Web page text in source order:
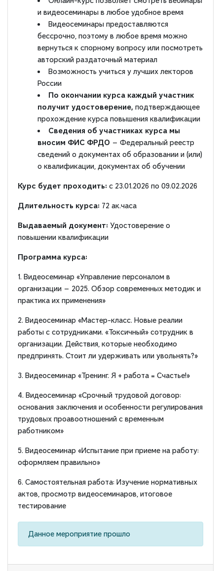
и видеосеминары в любое удобное время
Видеосеминары предоставляются
бессрочно, поэтому в любое время можно
вернуться к спорному вопросу или посмотреть
авторский раздаточный материал
Возможность учиться у лучших лекторов
России
По окончании курса каждый участник
получит удостоверение, подтверждающее
прохождение курса повышения квалификации
Сведения об участниках курса мы
вносим ФИС ФРДО — Федеральный реестр
сведений о документах об образовании и (или)
о квалификации, документах об обучении
Курс будет проходить: с 23.01.2026 по 09.02.2026
Длительность курса: 72 ак.часа
Выдаваемый документ: Удостоверение о
повышении квалификации
Программа курса:
1. Видеосеминар «Управление персоналом в
организации — 2025. Обзор современных методик и
практика их применения»
2. Видеосеминар «Мастер-класс. Новые реалии
работы с сотрудниками. «Токсичный» сотрудник в
организации. Действия, которые необходимо
предпринять. Стоит ли удерживать или увольнять?»
3. Видеосеминар «Тренинг. Я + работа = Счастье!»
4. Видеосеминар «Срочный трудовой договор:
основания заключения и особенности регулирования
трудовых проавоотношений с временным
работником»
5. Видеосеминар «Испытание при приеме на работу:
оформляем правильно»
6. Самостоятельная работа: Изучение нормативных
актов, просмотр видеосеминаров, итоговое
тестирование
Данное мероприятие прошло